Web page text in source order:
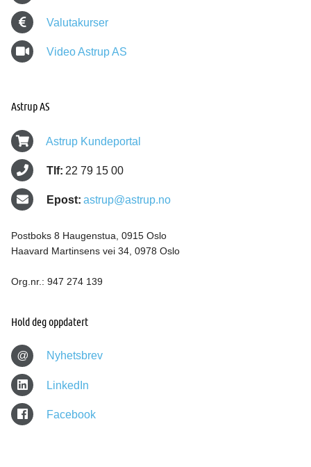
Valutakurser
Video Astrup AS
Astrup AS
Astrup Kundeportal
Tlf: 22 79 15 00
Epost: astrup@astrup.no
Postboks 8 Haugenstua, 0915 Oslo
Haavard Martinsens vei 34, 0978 Oslo
Org.nr.: 947 274 139
Hold deg oppdatert
@ Nyhetsbrev
LinkedIn
Facebook